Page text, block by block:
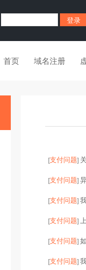
首页 域名注册
[支付问题]
[支付问题]
[支付问题]
[支付问题]
[支付问题]
[支付问题]